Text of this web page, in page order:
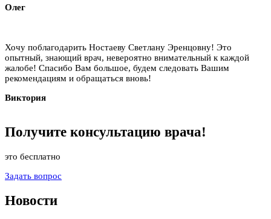
Олег
Хочу поблагодарить Ностаеву Светлану Эренцовну! Это
опытный, знающий врач, невероятно внимательный к каждой
жалобе! Спасибо Вам большое, будем следовать Вашим
рекомендациям и обращаться вновь!
Виктория
Получите консультацию врача!
это бесплатно
Задать вопрос
Новости